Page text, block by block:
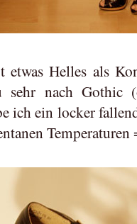
etwas Helles als
nach Gothic
ich ein locker
Temperaturen